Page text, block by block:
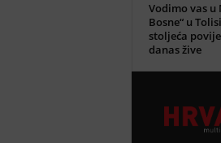
Vodimo vas u
Bosne“ u
stoljeća
danas žive